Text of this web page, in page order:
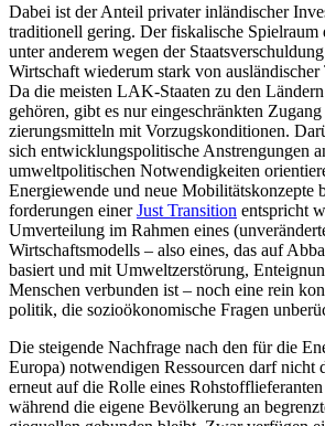
Dabei ist der Anteil privater inländischer
traditionell gering. Der fiskalische Spielraum
unter anderem wegen der
Wirtschaft wiederum stark von
Da die meisten LAK-Staaten zu den
gehören, gibt es nur eingeschränkten
zierungsmitteln mit Vorzugskonditionen.
sich entwicklungs­politische Anstrengungen
umweltpolitischen Notwendigkeiten
Energiewende und neue
forderungen einerJust Transition ent­spricht
Umverteilung im Rahmen eines
Wirtschaftsmodells – also eines, das auf
basiert und mit Umweltzerstörung,
Menschen verbunden ist – noch eine rein
politik, die sozioökonomische Fragen
Die steigende Nachfrage nach den für die
Europa) notwendigen Res­sourcen darf nicht
erneut auf die Rolle eines
während die eigene Be­völkerung an